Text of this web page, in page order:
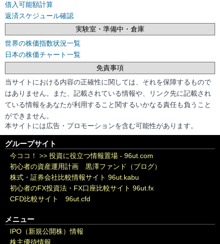
借入可能額計算
返済スケジュール確認
実験室・準備中・倉庫
世界の株価指数状況一覧
日本の株価チャート一覧
免責事項
当サイトにおける内容の正確性に関しては、それを保障するもので
はありません。また、記載されている情報や、リンク先に記載され
ている情報をあなたが利用すること関するいかなる責任も負うこと
ができません。
本サイトには広告・プロモーションを含む可能性があります。
グループサイト
今ココ！ >> 投資に役立つ情報置場 - 96ut.com
初心者の資産運用計画 黒澤ファンド（ブログ）
株式・証券会社比較情報サイト 96ut.kabu
初心者のFX投資法・FX口座比較サイト 96ut.fx
CFD比較サイト 96ut.cfd
メニュー
IPO（新規公開株）情報
株主優待情報